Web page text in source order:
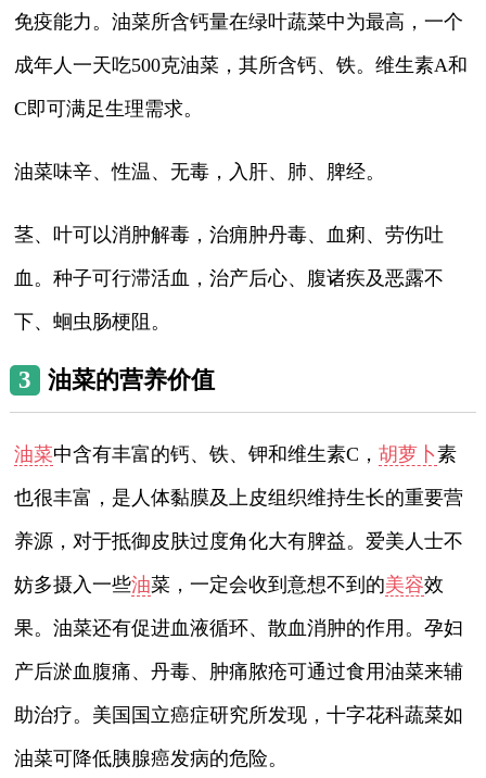
免疫能力。油菜所含钙量在绿叶蔬菜中为最高，一个
成年人一天吃500克油菜，其所含钙、铁。维生素A和
C即可满足生理需求。
油菜味辛、性温、无毒，入肝、肺、脾经。
茎、叶可以消肿解毒，治痈肿丹毒、血痢、劳伤吐
血。种子可行滞活血，治产后心、腹诸疾及恶露不
下、蛔虫肠梗阻。
3 油菜的营养价值
油菜中含有丰富的钙、铁、钾和维生素C，胡萝卜素
也很丰富，是人体黏膜及上皮组织维持生长的重要营
养源，对于抵御皮肤过度角化大有脾益。爱美人士不
妨多摄入一些油菜，一定会收到意想不到的美容效
果。油菜还有促进血液循环、散血消肿的作用。孕妇
产后淤血腹痛、丹毒、肿痛脓疮可通过食用油菜来辅
助治疗。美国国立癌症研究所发现，十字花科蔬菜如
油菜可降低胰腺癌发病的危险。